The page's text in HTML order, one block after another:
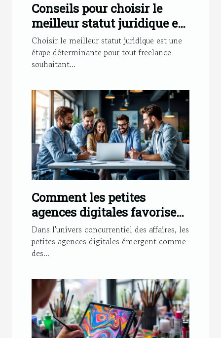
Conseils pour choisir le
meilleur statut juridique en
tant que freelance
Choisir le meilleur statut juridique est une
étape déterminante pour tout freelance
souhaitant...
Comment les petites
agences digitales favorisent
le succès des PME
Dans l'univers concurrentiel des affaires, les
petites agences digitales émergent comme
des...